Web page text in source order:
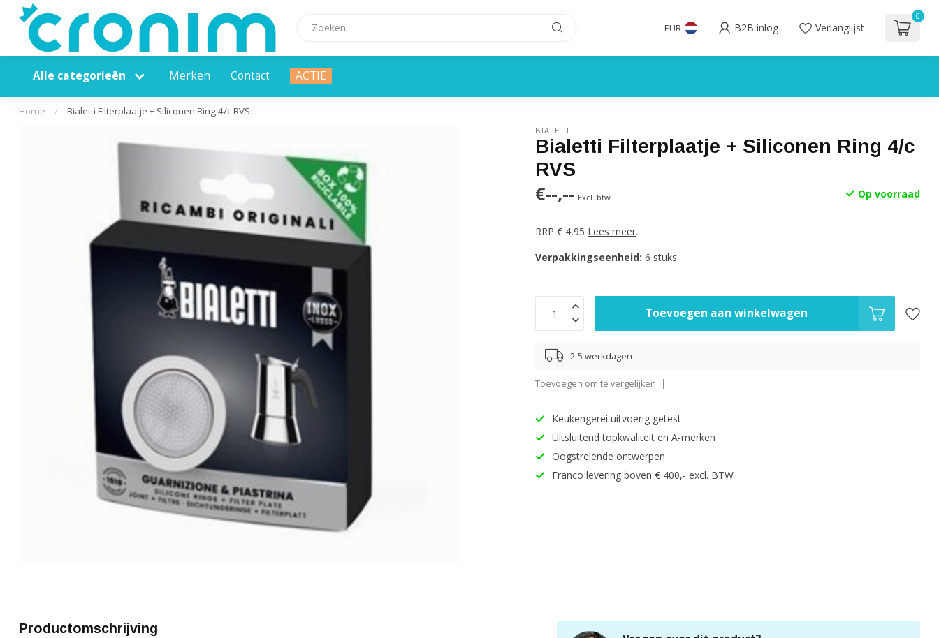
EUR B2B inlog Verlanglijst
0
Alle categorieën Merken Contact ACTIE
Home / Bialetti Filterplaatje + Siliconen Ring 4/c RVS
BIALETTI
Bialetti Filterplaatje + Siliconen Ring 4/c
RVS
€--,-- Excl. btw Op voorraad
RRP € 4,95 Lees meer.
Verpakkingseenheid: 6 stuks
Toevoegen aan winkelwagen
2-5 werkdagen
Toevoegen om te vergelijken
Keukengerei uitvoerig getest
Uitsluitend topkwaliteit en A-merken
Oogstrelende ontwerpen
Franco levering boven € 400,- excl. BTW
Productomschrijving